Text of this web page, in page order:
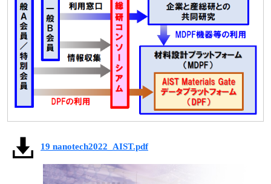
19 nanotech2022_AIST.pdf